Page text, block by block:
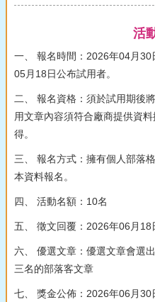
活
一、 報名時間：2026年04月
05月18日公布試用者。
二、 報名資格：須於試用期後
用文章內容須符合廠商提供資
得。
三、 報名方式：擁有個人部落
本資料報名。
四、 活動名額：10名
五、 徵文回覆：2026年06月18
六、 優選文章：優選文章會選
三名的部落客文章
七、 獎金公佈：2026年06月30